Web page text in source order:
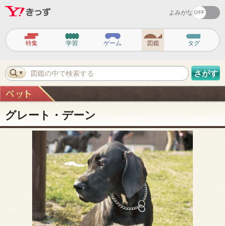
よみがな
ビ
ゲ
ー
シ
ョ
ン
特集 学習 ゲーム 図鑑 タグ
図鑑の中で検索する さがす
グレート・デーン